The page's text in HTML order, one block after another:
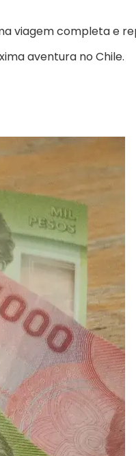
viagem completa e
aventura no Chile.